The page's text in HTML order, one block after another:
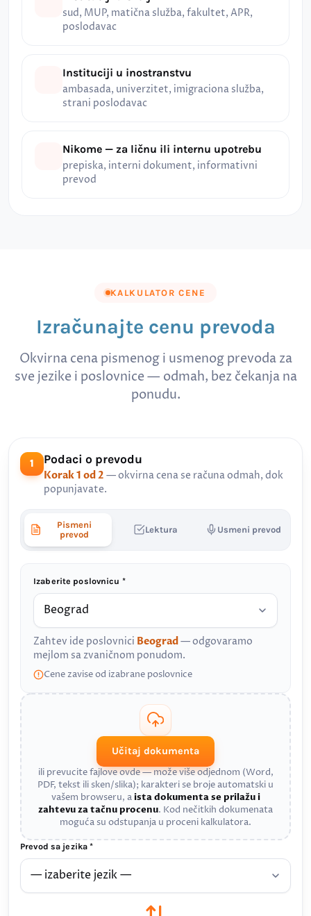
sud, MUP, matična služba, fakultet, APR,
poslodavac
Instituciji u inostranstvu
ambasada, univerzitet, imigraciona služba,
strani poslodavac
Nikome — za ličnu ili internu upotrebu
prepiska, interni dokument, informativni
prevod
KALKULATOR CENE
Izračunajte cenu prevoda
Okvirna cena pismenog i usmenog prevoda za
sve jezike i poslovnice — odmah, bez čekanja na
ponudu.
1 Podaci o prevodu
Korak 1 od 2 — okvirna cena se računa odmah, dok
popunjavate.
Pismeni
prevod
Lektura Usmeni prevod
Izaberite poslovnicu *
Zahtev ide poslovnici Beograd— odgovaramo
mejlom sa zvaničnom ponudom.
Cene zavise od izabrane poslovnice
Učitaj dokumenta
ili prevucite fajlove ovde — može više odjednom (Word,
PDF, tekst ili sken/slika); karakteri se broje automatski u
vašem browseru, aista dokumenta se prilažu i
zahtevu za tačnu procenu. Kod nečitkih dokumenata
moguća su odstupanja u proceni kalkulatora.
Prevod sa jezika *